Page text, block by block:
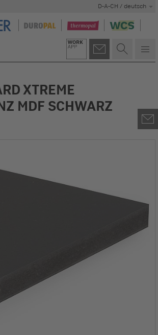
D-A-CH / deutsch
XTREME
MDF SCHWARZ